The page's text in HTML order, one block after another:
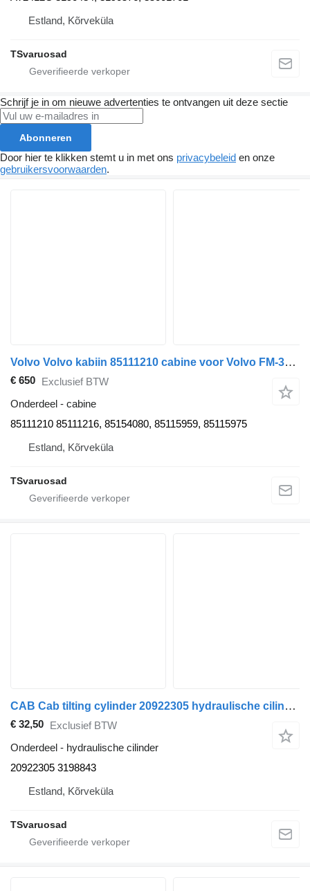
Estland, Kõrveküla
TSvaruosad
Schrijf je in om nieuwe advertenties te ontvangen uit deze sectie
Abonneren
Door hier te klikken stemt u in met ons privacybeleid en onze
gebruikersvoorwaarden.
Volvo Volvo kabiin 85111210 cabine voor Volvo FM-300 trekker
€ 650 Exclusief BTW
Onderdeel - cabine
85111210 85111216, 85154080, 85115959, 85115975
Estland, Kõrveküla
TSvaruosad
CAB Cab tilting cylinder 20922305 hydraulische cilinder voor Volvo FM-300 trekker
€ 32,50 Exclusief BTW
Onderdeel - hydraulische cilinder
20922305 3198843
Estland, Kõrveküla
TSvaruosad